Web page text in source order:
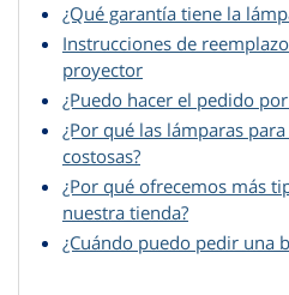
¿Qué garantía tiene la
Instrucciones de
proyector
¿Puedo hacer el pedido
¿Por qué las lámparas
costosas?
¿Por qué ofrecemos más
nuestra tienda?
¿Cuándo puedo pedir una